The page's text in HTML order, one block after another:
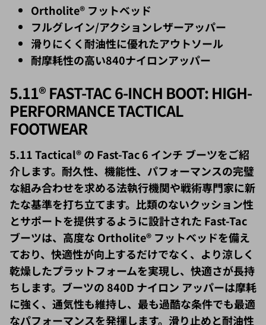
フルグレイン/アクションレザーアッパー
滑りにくく耐油性に優れたアウトソール
耐摩耗性の高い840ナイロンアッパー
PERFORMANCE TACTICAL
FOOTWEAR
介します。耐久性、機能性、パフォーマンスの完璧
な組み合わせを求める法執行機関や戦術専門家に新
たな基準を打ち立てます。比類のないクッション性
とサポートを提供するように設計された Fast-Tac
ブーツは、高度な Ortholite® フットベッドを備え
ており、快適性が向上するだけでなく、より涼しく
乾燥したプラットフォームを実現し、快適さが長持
ちします。ブーツの 840D ナイロン アッパーは摩耗
に強く、通気性も維持し、最も過酷な条件でも最適
なパフォーマンスを発揮します。滑り止めと耐油性